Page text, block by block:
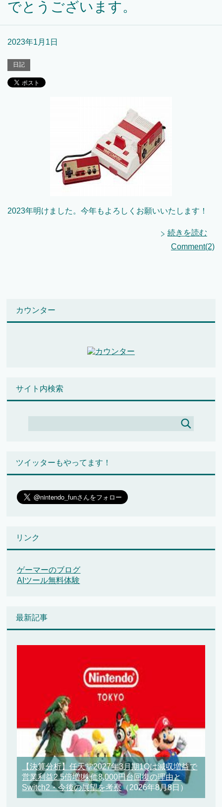
でとうございます。
2023年1月1日
日記
2023年明けました。今年もよろしくお願いいたします！
続きを読む
Comment(2)
カウンター
サイト内検索
ツイッターもやってます！
リンク
ゲーマーのブログ
AIツール無料体験
最新記事
【決算分析】任天堂2027年3月期1Qは減収増益で
営業利益2.5倍増!株価8,000円台回復の理由と
Switch2・今後の展望を考察（2026年8月8日）